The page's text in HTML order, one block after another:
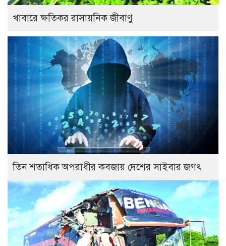
খাবারে ক্ষতিকর রাসায়নিক জীবাণু
তিন শতাধিক অপরাধীর কবজায় দেশের সাইবার জগৎ